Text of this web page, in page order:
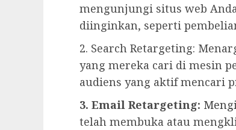
mengunjungi situs web
diinginkan, seperti
2. Search Retargeting:
yang mereka cari di mesin
audiens yang aktif mencari
3. Email Retargeting:
telah membuka atau